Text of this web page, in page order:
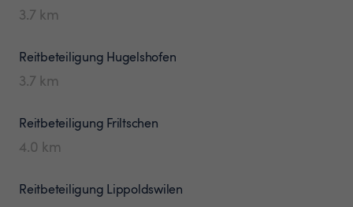
3.7 km
Reitbeteiligung Hugelshofen
3.7 km
Reitbeteiligung Friltschen
4.0 km
Reitbeteiligung Lippoldswilen